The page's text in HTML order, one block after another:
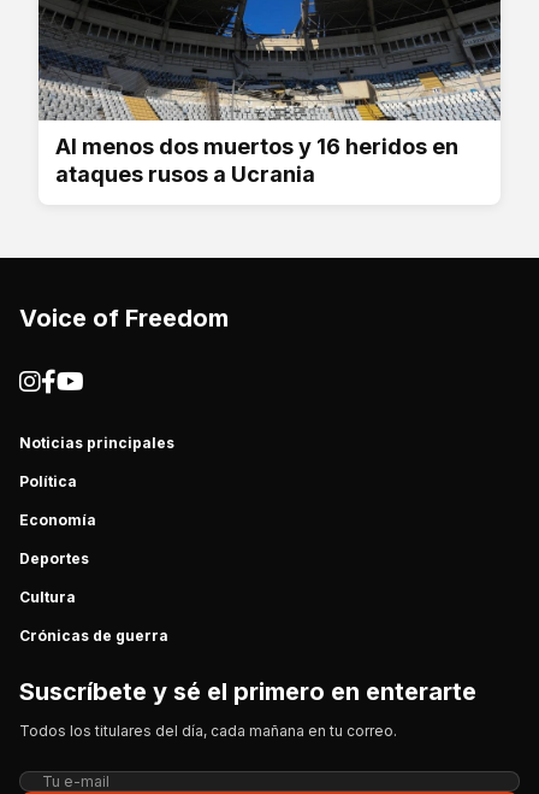
Al menos dos muertos y 16 heridos en
ataques rusos a Ucrania
Voice of Freedom
Noticias principales
Política
Economía
Deportes
Cultura
Crónicas de guerra
Suscríbete y sé el primero en enterarte
Todos los titulares del día, cada mañana en tu correo.